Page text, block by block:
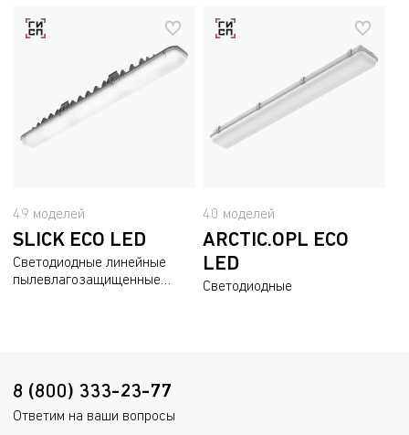
49 моделей
SLICK ECO LED
Светодиодные линейные
пылевлагозащищенные
40 моделей
ARCTIC.OPL ECO
LED
Светодиодные
8 (800) 333-23-77
Ответим на ваши вопросы